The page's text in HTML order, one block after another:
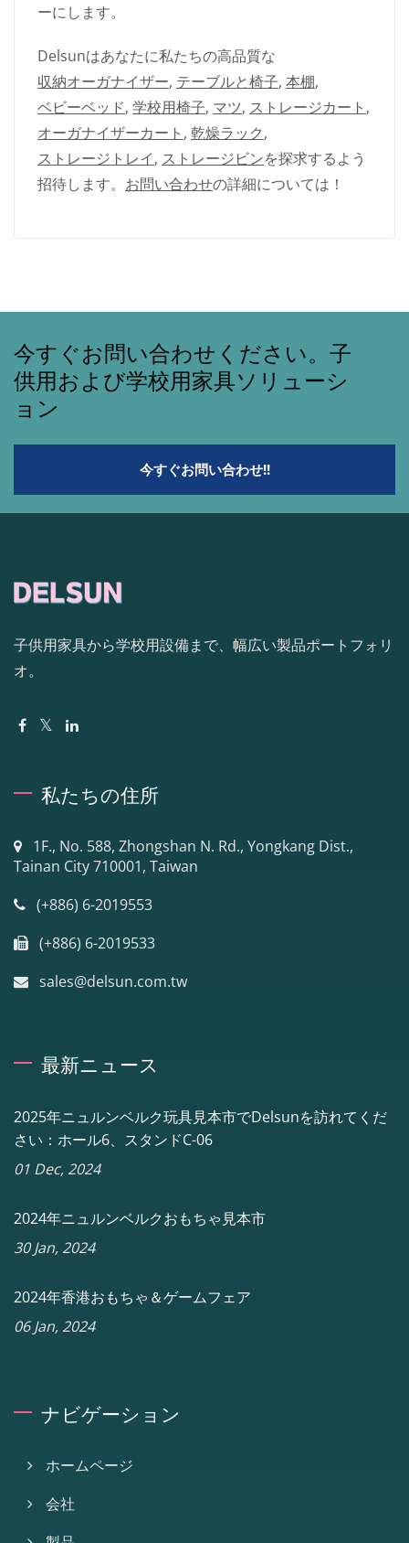
ーにします。
Delsunはあなたに私たちの高品質な
収納オーガナイザー, テーブルと椅子, 本棚,
ベビーベッド, 学校用椅子, マツ, ストレージカート ,
オーガナイザーカート , 乾燥ラック,
ストレージトレイ, ストレージビンを探求するよう
招待します。 お問い合わせの詳細については！
今すぐお問い合わせください。子
供用および学校用家具ソリューシ
ョン
今すぐお問い合わせ!!
子供用家具から学校用設備まで、幅広い製品ポートフォリ
オ。
私たちの住所
1F., No. 588, Zhongshan N. Rd., Yongkang Dist.,
Tainan City 710001, Taiwan
(+886) 6-2019553
(+886) 6-2019533
sales@delsun.com.tw
最新ニュース
2025年ニュルンベルク玩具見本市でDelsunを訪れてくだ
さい：ホール6、スタンドC-06
01 Dec, 2024
2024年ニュルンベルクおもちゃ見本市
30 Jan, 2024
2024年香港おもちゃ＆ゲームフェア
06 Jan, 2024
ナビゲーション
ホームページ
会社